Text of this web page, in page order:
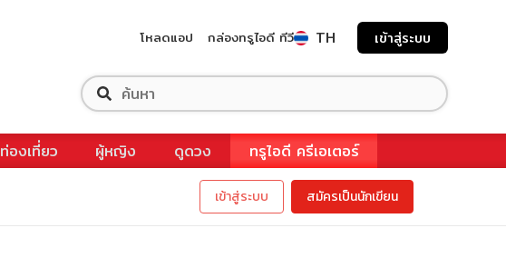
โหลดแอป กล่องทรูไอดี ทีวี TH เข้าสู่ระบบ
ท่องเที่ยว ผู้หญิง ดูดวง ทรูไอดี ครีเอเตอร์
เข้าสู่ระบบ สมัครเป็นนักเขียน